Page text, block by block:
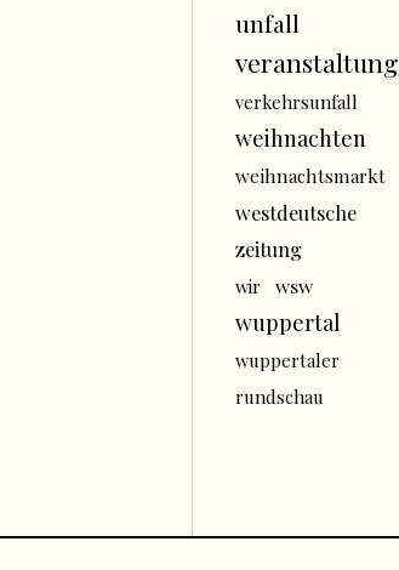
unfall
veranstaltung
verkehrsunfall
weihnachten
weihnachtsmarkt
westdeutsche
zeitung
wir wsw
wuppertal
wuppertaler
rundschau